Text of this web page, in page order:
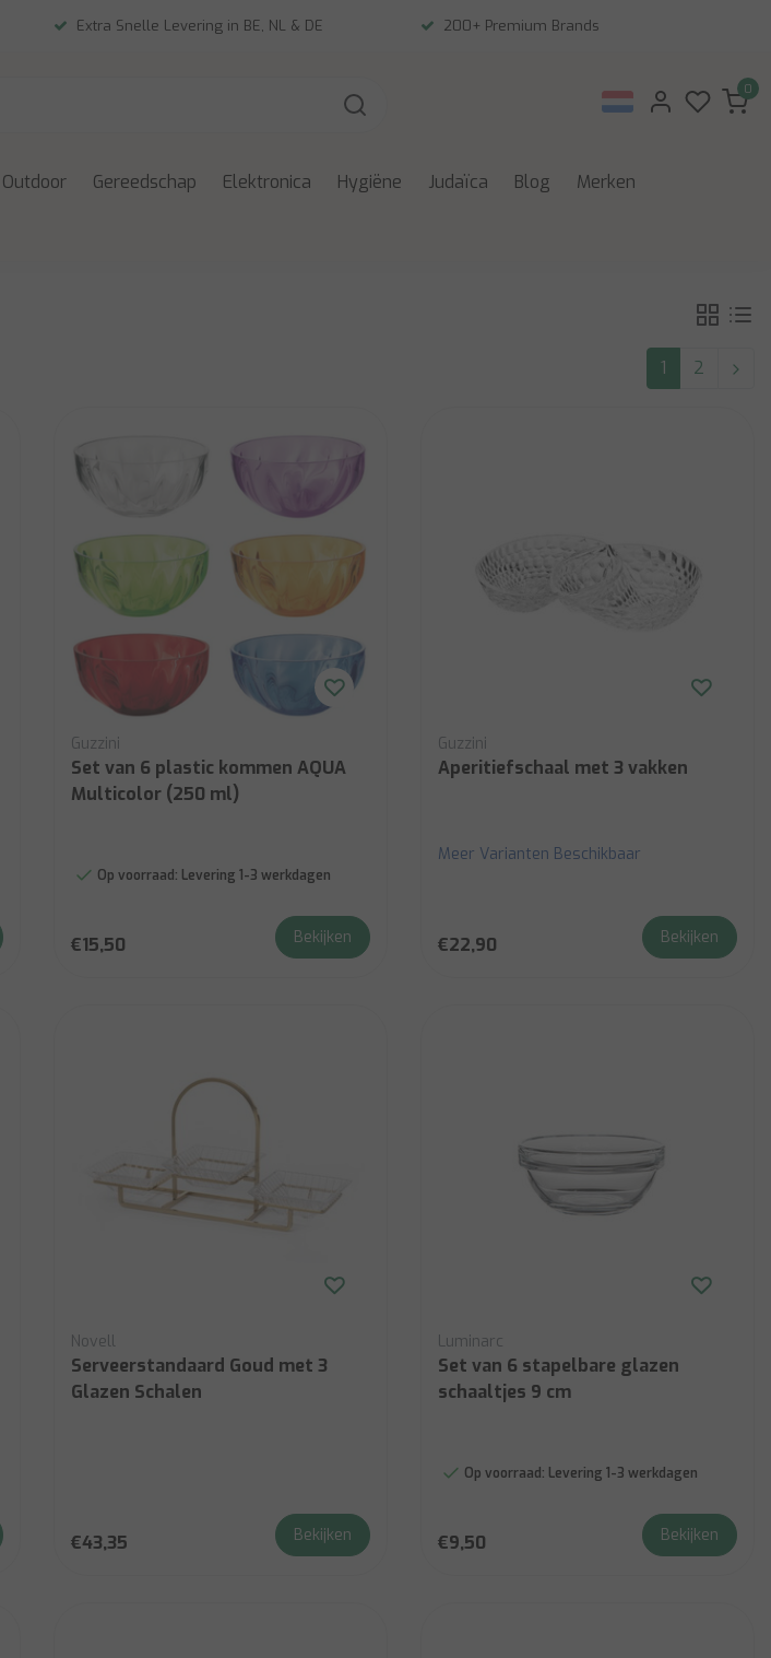
Extra Snelle Levering in BE, NL & DE 200+ Premium Brands
0
Outdoor Gereedschap Elektronica Hygiëne Judaïca Blog Merken
1 2
Guzzini
Set van 6 plastic kommen AQUA
Multicolor (250 ml)
Op voorraad: Levering 1-3 werkdagen
€15,50 Bekijken
Guzzini
Aperitiefschaal met 3 vakken
Meer Varianten Beschikbaar
€22,90 Bekijken
Novell
Serveerstandaard Goud met 3
Glazen Schalen
€43,35 Bekijken
Luminarc
Set van 6 stapelbare glazen
schaaltjes 9 cm
Op voorraad: Levering 1-3 werkdagen
€9,50 Bekijken